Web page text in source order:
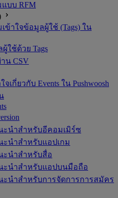
บบ RFM
ข้าใจข้อมูลผู้ใช้ (Tags) ใน
ใช้ด้วย Tags
น CSV
เกี่ยวกับ Events ใน Pushwoosh
ะนำสำหรับอีคอมเมิร์ซ
นำสำหรับแอปเกม
ะนำสำหรับสื่อ
ะนำสำหรับแอปบนมือถือ
ะนำสำหรับการจัดการการสมัคร